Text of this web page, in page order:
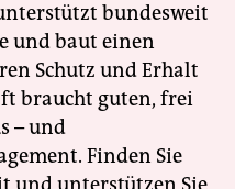
bundesweit
und baut einen
Schutz und Erhalt
braucht guten, frei
– und
Finden Sie